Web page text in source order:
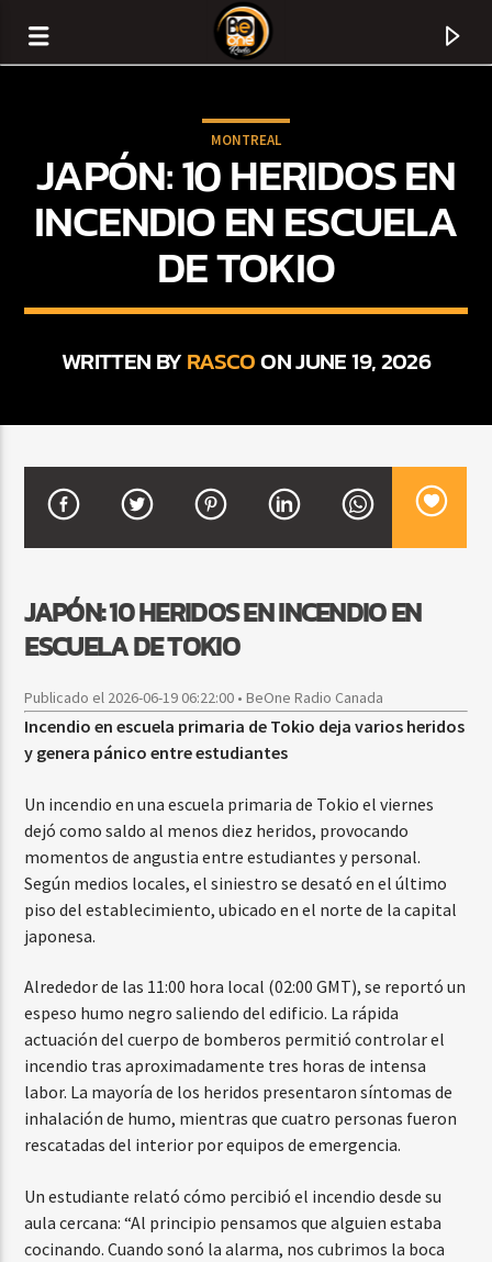
ARTIST
BALADAS ROMÁNTICAS
4:00 AM 6:00 AM
Beone Radio
MONTREAL
JAPÓN: 10 HERIDOS EN
INCENDIO EN ESCUELA
DE TOKIO
WRITTEN BYRASCOON JUNE 19, 2026
JAPÓN: 10 HERIDOS EN INCENDIO EN
ESCUELA DE TOKIO
Publicado el 2026-06-19 06:22:00 • BeOne Radio Canada
Incendio en escuela primaria de Tokio deja varios heridos
y genera pánico entre estudiantes
Un incendio en una escuela primaria de Tokio el viernes
dejó como saldo al menos diez heridos, provocando
momentos de angustia entre estudiantes y personal.
Según medios locales, el siniestro se desató en el último
piso del establecimiento, ubicado en el norte de la capital
japonesa.
Alrededor de las 11:00 hora local (02:00 GMT), se reportó un
espeso humo negro saliendo del edificio. La rápida
actuación del cuerpo de bomberos permitió controlar el
incendio tras aproximadamente tres horas de intensa
labor. La mayoría de los heridos presentaron síntomas de
inhalación de humo, mientras que cuatro personas fueron
rescatadas del interior por equipos de emergencia.
Un estudiante relató cómo percibió el incendio desde su
aula cercana: “Al principio pensamos que alguien estaba
cocinando. Cuando sonó la alarma, nos cubrimos la boca